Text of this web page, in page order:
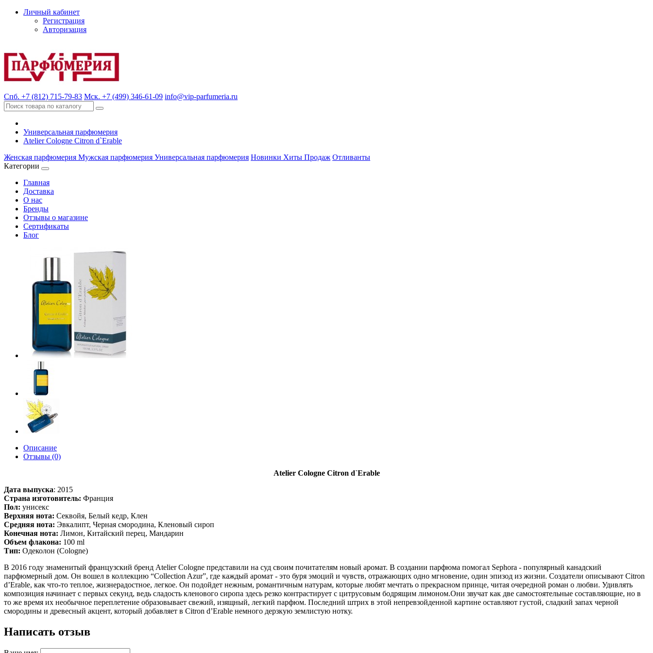
Личный кабинет
Регистрация
Авторизация
Спб. +7 (812) 715-79-83 Мск. +7 (499) 346-61-09 info@vip-parfumeria.ru
Универсальная парфюмерия
Atelier Cologne Citron d`Erable
Женская парфюмерия Мужская парфюмерия Универсальная парфюмерия Новинки Хиты Продаж Отливанты
Категории
Главная
Доставка
О нас
Бренды
Отзывы о магазине
Сертификаты
Блог
Описание
Отзывы (0)
Atelier Cologne Citron d`Erable
Дата выпуска: 2015
Страна изготовитель: Франция
Пол: унисекс
Верхняя нота: Секвойя, Белый кедр, Клен
Средняя нота: Эвкалипт, Черная смородина, Кленовый сироп
Конечная нота: Лимон, Китайский перец, Мандарин
Объем флакона: 100 ml
Тип: Одеколон (Cologne)
В 2016 году знаменитый французский бренд Atelier Cologne представили на суд своим почитателям новый аромат. В создании парфюма помогал Sephora - популярный канадский
парфюмерный дом. Он вошел в коллекцию “Collection Azur”, где каждый аромат - это буря эмоций и чувств, отражающих одно мгновение, один эпизод из жизни. Создатели описывают Citron
d’Erable, как что-то теплое, жизнерадостное, легкое. Он подойдет нежным, романтичным натурам, которые любят мечтать о прекрасном принце, читая очередной роман о любви. Удивлять
композиция начинает с первых секунд, ведь сладость кленового сиропа здесь резко контрастирует с цитрусовым бодрящим лимоном.Они звучат как две самостоятельные составляющие, но в
то же время их необычное переплетение образовывает свежий, изящный, легкий парфюм. Последний штрих в этой непревзойденной картине оставляют густой, сладкий запах черной
смородины и древесный акцент, который добавляет в Citron d’Erable немного дерзкую землистую нотку.
Написать отзыв